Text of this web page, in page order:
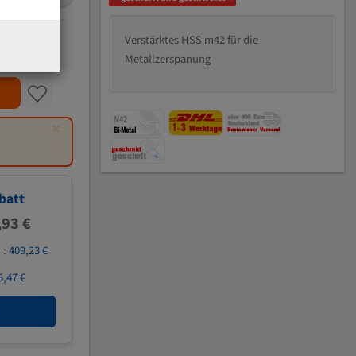
×
€
:409,23 €
€
Verstärktes HSS m42 für die
Metallzerspanung